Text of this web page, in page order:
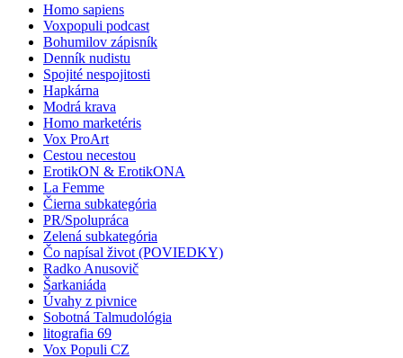
Homo sapiens
Voxpopuli podcast
Bohumilov zápisník
Denník nudistu
Spojité nespojitosti
Hapkárna
Modrá krava
Homo marketéris
Vox ProArt
Cestou necestou
ErotikON & ErotikONA
La Femme
Čierna subkategória
PR/Spolupráca
Zelená subkategória
Čo napísal život (POVIEDKY)
Radko Anusovič
Šarkaniáda
Úvahy z pivnice
Sobotná Talmudológia
litografia 69
Vox Populi CZ